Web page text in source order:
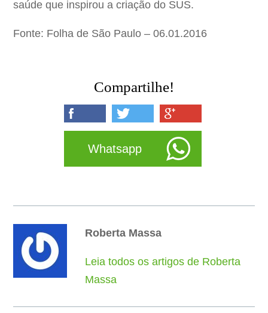
saúde que inspirou a criação do SUS.
Fonte: Folha de São Paulo – 06.01.2016
Compartilhe!
Whatsapp
Roberta Massa
Leia todos os artigos de Roberta
Massa